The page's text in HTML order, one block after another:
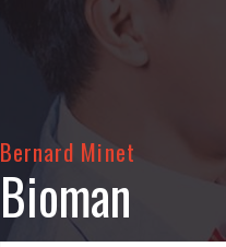
Bernard Minet
Bioman